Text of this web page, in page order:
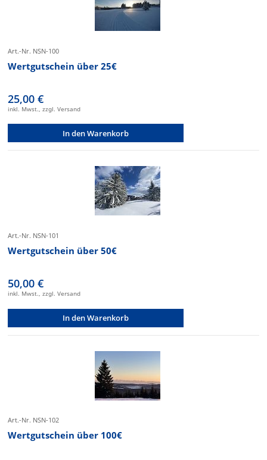
Art.-Nr. NSN-100
Wertgutschein über 25€
25,00 €
inkl. Mwst., zzgl. Versand
In den Warenkorb
Art.-Nr. NSN-101
Wertgutschein über 50€
50,00 €
inkl. Mwst., zzgl. Versand
In den Warenkorb
Art.-Nr. NSN-102
Wertgutschein über 100€